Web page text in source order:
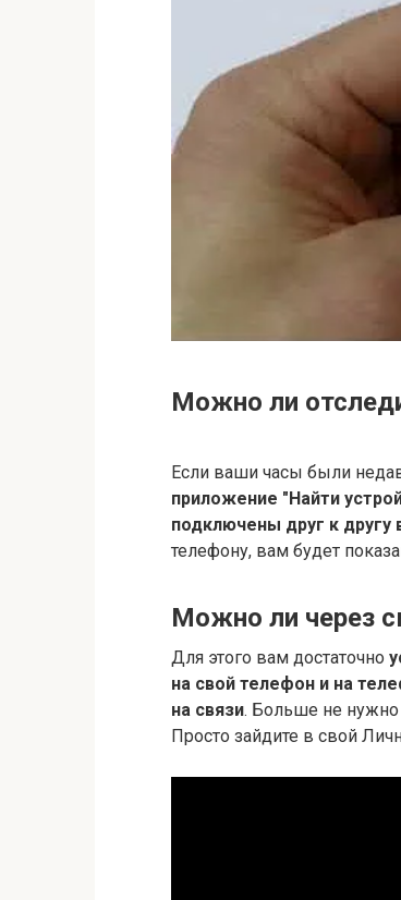
Можно ли
Если ваши часы были
приложение "Найти
подключены друг к другу
телефону, вам будет
Можно ли через
Для этого вам достаточно
на свой телефон и на
на связи. Больше не нужно
Просто зайдите в свой